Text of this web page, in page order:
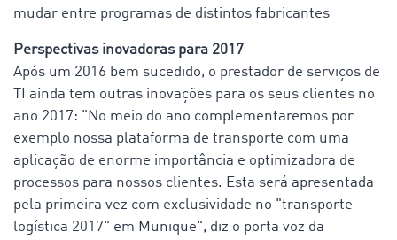
mudar entre programas de distintos fabricantes
Perspectivas inovadoras para 2017
Após um 2016 bem sucedido, o prestador de serviços de
TI ainda tem outras inovações para os seus clientes no
ano 2017: "No meio do ano complementaremos por
exemplo nossa plataforma de transporte com uma
aplicação de enorme importância e optimizadora de
processos para nossos clientes. Esta será apresentada
pela primeira vez com exclusividade no "transporte
logística 2017" em Munique", diz o porta voz da